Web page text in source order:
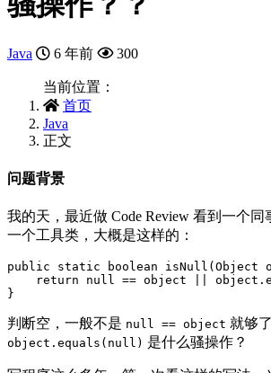
Java 6 年前 300
当前位置：
首页
Java
正文
问题背景
我的天，最近做 Code Review 看到一个
一个工具类，大概是这样的：
public static boolean isNull(Object
return null == object ||
判断空，一般不是 null == object 就够了
object.equals(null) 是什么骚操作？